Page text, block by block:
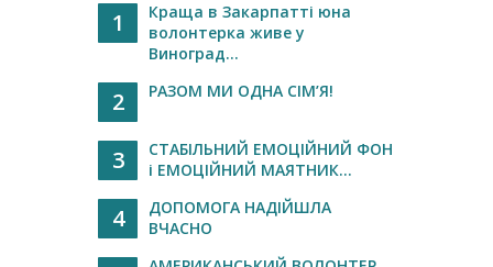
1
Краща в Закарпатті юна
волонтерка живе у
Виноград...
2 РАЗОМ МИ ОДНА СІМ’Я!
3
СТАБІЛЬНИЙ ЕМОЦІЙНИЙ ФОН
і ЕМОЦІЙНИЙ МАЯТНИК...
4
ДОПОМОГА НАДІЙШЛА
ВЧАСНО